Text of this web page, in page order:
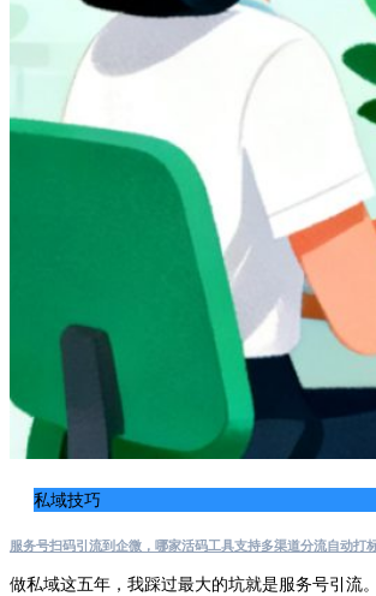
私域技巧
服务号扫码引流到企微，哪家活码工具支持多渠道分流自动打
做私域这五年，我踩过最大的坑就是服务号引流